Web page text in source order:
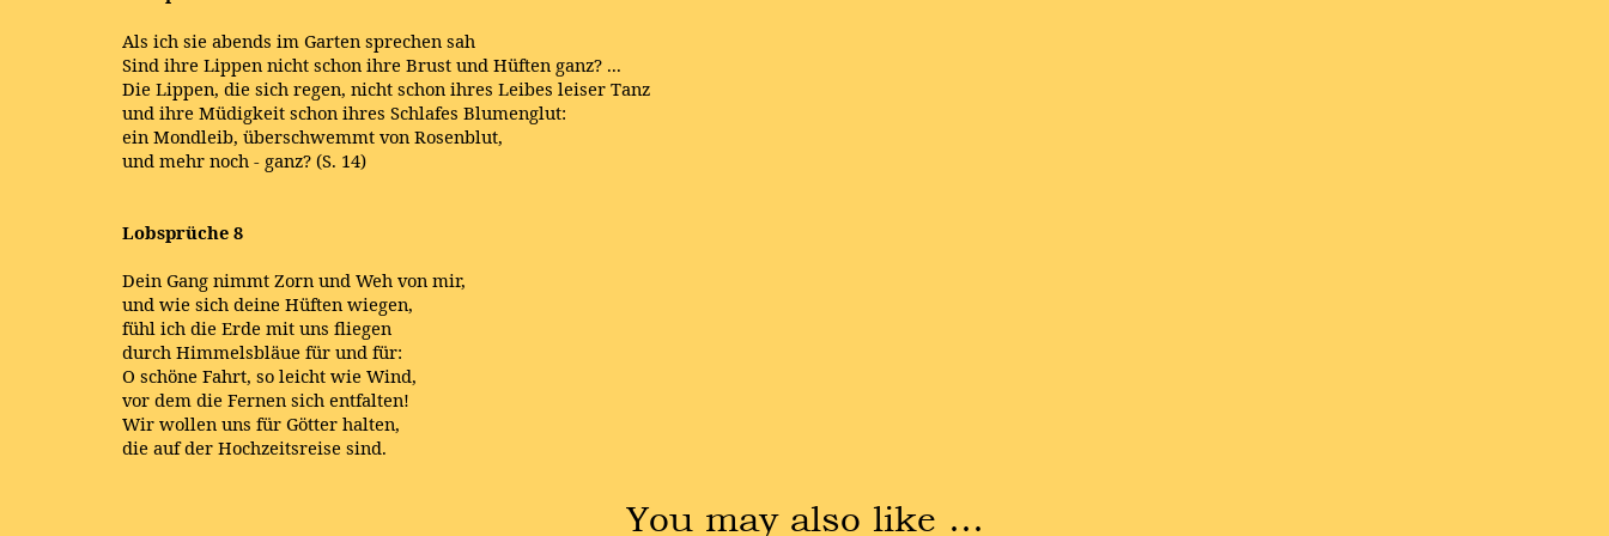
Als ich sie abends im Garten sprechen sah
Sind ihre Lippen nicht schon ihre Brust und Hüften ganz? ...
Die Lippen, die sich regen, nicht schon ihres Leibes leiser Tanz
und ihre Müdigkeit schon ihres Schlafes Blumenglut:
ein Mondleib, überschwemmt von Rosenblut,
und mehr noch - ganz? (S. 14)
Lobsprüche 8
Dein Gang nimmt Zorn und Weh von mir,
und wie sich deine Hüften wiegen,
fühl ich die Erde mit uns fliegen
durch Himmelsbläue für und für:
O schöne Fahrt, so leicht wie Wind,
vor dem die Fernen sich entfalten!
Wir wollen uns für Götter halten,
die auf der Hochzeitsreise sind.
You may also like …